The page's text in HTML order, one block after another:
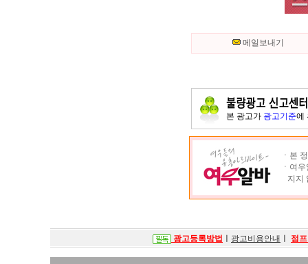
메일보내기
본 광고가 광고기준에
ㆍ본
ㆍ여
지지
광고등록방법 광고비용안내 점